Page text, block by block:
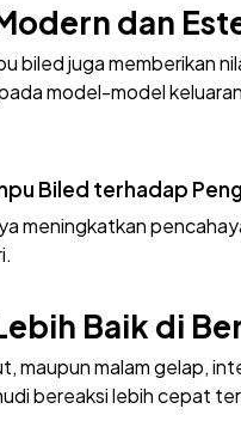
dan
biled juga memberikan
model-model
Biled terhadap
meningkatkan
Baik di
maupun malam gelap,
bereaksi lebih cepat